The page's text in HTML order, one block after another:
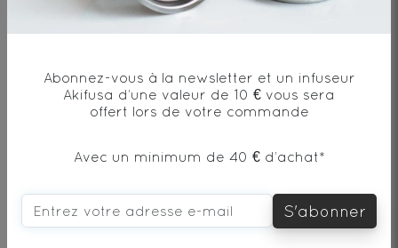
vous aimerez aussi...
star
2
stars
3
stars
4
stars
5
stars
Abonnez-vous à la newsletter et un infuseur
Akifusa d’une valeur de 10 € vous sera
offert lors de votre commande
Avec un minimum de 40 € d’achat*
S'abonner